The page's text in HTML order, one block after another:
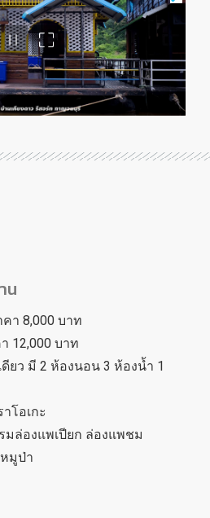
น
คา 8,000 บาท
12,000 บาท
ยว มี 2 ห้องนอน 3 ห้องน้ำ 1
โอเกะ
มล่องแพเปียก ล่องแพชม
มูป่า